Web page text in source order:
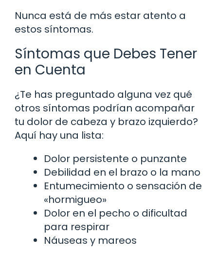
Nunca está de más estar atento a
estos síntomas.
Síntomas que Debes Tener
en Cuenta
¿Te has preguntado alguna vez qué
otros síntomas podrían acompañar
tu dolor de cabeza y brazo izquierdo?
Aquí hay una lista:
Dolor persistente o punzante
Debilidad en el brazo o la mano
Entumecimiento o sensación de
«hormigueo»
Dolor en el pecho o dificultad
para respirar
Náuseas y mareos